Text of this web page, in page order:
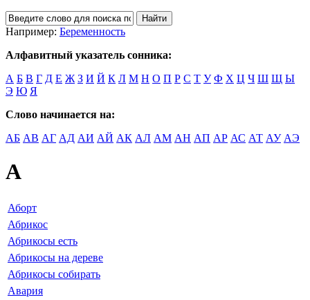
Например: Беременность
Алфавитный указатель сонника:
А Б В Г Д Е Ж З И Й К Л М Н О П Р С Т У Ф Х Ц Ч Ш Щ Ы
Э Ю Я
Слово начинается на:
АБ АВ АГ АД АИ АЙ АК АЛ АМ АН АП АР АС АТ АУ АЭ
А
Аборт
Абрикос
Абрикосы есть
Абрикосы на дереве
Абрикосы собирать
Авария